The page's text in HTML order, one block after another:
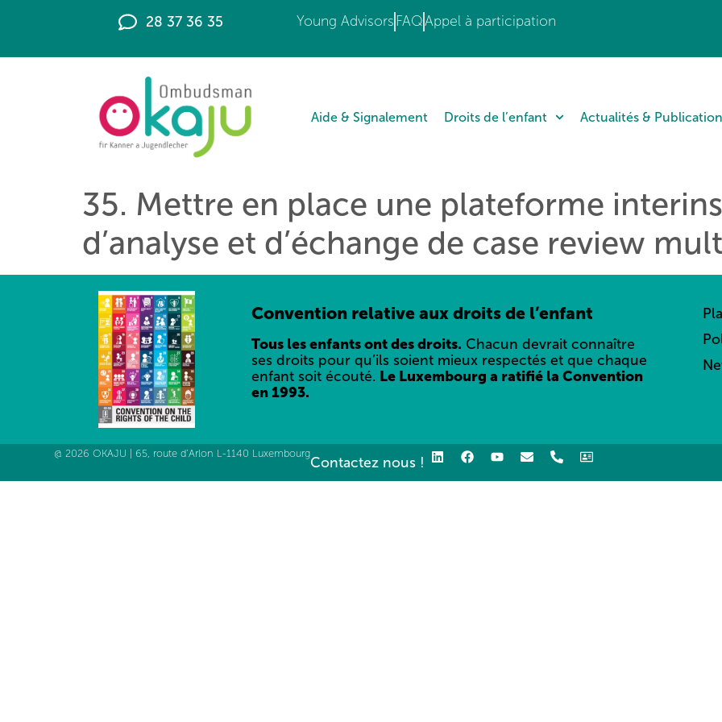
28 37 36 35 Young Advisors FAQAppel à participation
Aide & Signalement Droits de l’enfant Actualités &
35. Mettre en place une plateforme
d’analyse et d’échange de case review
Convention relative aux droits de l’enfant
Tous les enfants ont des droits. Chacun devrait connaître
ses droits pour qu’ils soient mieux respectés et que chaque
enfant soit écouté. Le Luxembourg a ratifié la Convention
en 1993.
@ 2026 OKAJU | 65, route d’Arlon L-1140 Luxembourg
Contactez nous !